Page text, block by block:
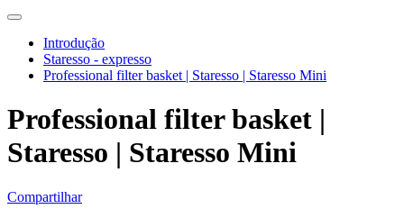
Introdução
Staresso - expresso
Professional filter basket | Staresso | Staresso Mini
Professional filter basket |
Staresso | Staresso Mini
Compartilhar